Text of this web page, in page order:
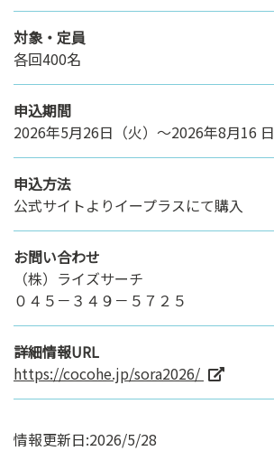
対象・定員
各回400名
申込期間
2026年5月26日（火）～2026年8月16 日
申込方法
公式サイトよりイープラスにて購入
お問い合わせ
（株）ライズサーチ
０４５－３４９－５７２５
詳細情報URL
https://cocohe.jp/sora2026/
情報更新日:2026/5/28